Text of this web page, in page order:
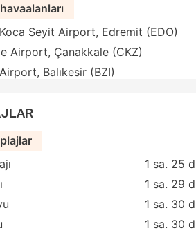
Seyit Airport, Edremit (EDO)
Airport, Çanakkale (CKZ)
Balıkesir (BZI)
1 sa. 25
1 sa. 29
1 sa. 30
1 sa. 30